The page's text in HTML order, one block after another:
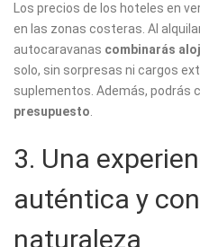
Los precios de los hoteles en
en las zonas costeras. Al
autocaravanas combinarás
solo, sin sorpresas ni cargos
suplementos. Además, podrás
presupuesto.
3. Una
auténtica y
naturaleza